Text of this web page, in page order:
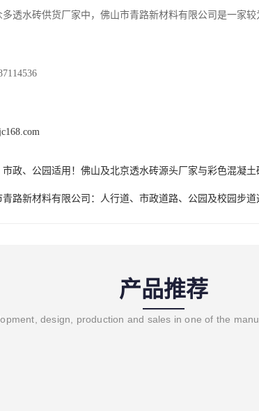
透水砖供货厂家中，佛山市青路新材料有限公司是一家较
市政、公园适用！佛山及北京透水砖源头厂家与彩色混凝
青路新材料有限公司：人行道、市政道路、公园及校园步
产品推荐
design, production and sales in one of the